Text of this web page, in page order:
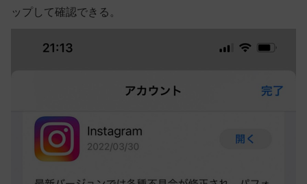
ップして確認できる。